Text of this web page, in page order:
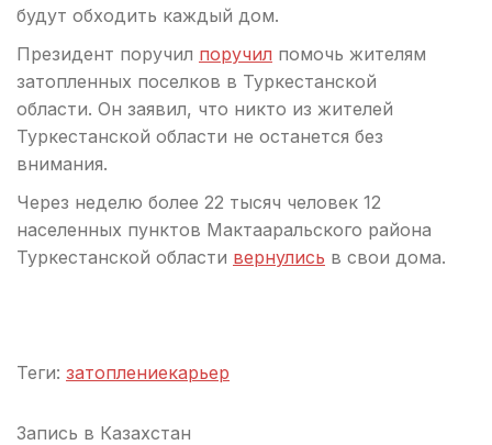
будут обходить каждый дом.
Президент поручил поручил помочь жителям
затопленных поселков в Туркестанской
области. Он заявил, что никто из жителей
Туркестанской области не останется без
внимания.
Через неделю более 22 тысяч человек 12
населенных пунктов Мактааральского района
Туркестанской области вернулись в свои дома.
Теги: затоплениекарьер
Запись в Казахстан